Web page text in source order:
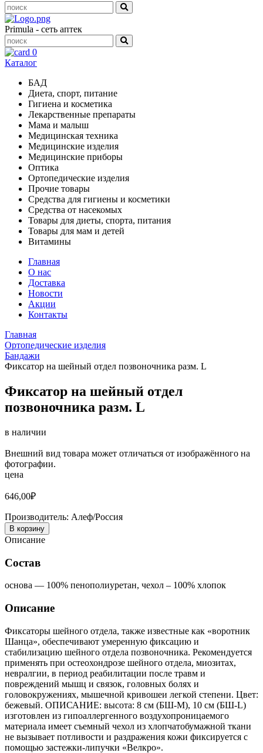
Primula - сеть аптек
0
Каталог
БАД
Диета, спорт, питание
Гигиена и косметика
Лекарственные препараты
Мама и малыш
Медицинская техника
Медицинские изделия
Медицинские приборы
Оптика
Ортопедические изделия
Прочие товары
Средства для гигиены и косметики
Средства от насекомых
Товары для диеты, спорта, питания
Товары для мам и детей
Витамины
Главная
О нас
Доставка
Новости
Акции
Контакты
Главная
Ортопедические изделия
Бандажи
Фиксатор на шейный отдел позвоночника разм. L
Фиксатор на шейный отдел
позвоночника разм. L
в наличии
Внешний вид товара может отличаться от изображённого на
фотографии.
цена
646,00₽
Производитель: Алеф/Россия
В корзину
Описание
Состав
основа — 100% пенополиуретан, чехол – 100% хлопок
Описание
Фиксаторы шейного отдела, также известные как «воротник
Шанца», обеспечивают умеренную фиксацию и
стабилизацию шейного отдела позвоночника. Рекомендуется
применять при остеохондрозе шейного отдела, миозитах,
невралгии, в период реабилитации после травм и
повреждений мышц и связок, головных болях и
головокружениях, мышечной кривошеи легкой степени. Цвет:
бежевый. ОПИСАНИЕ: высота: 8 см (БШ-M), 10 см (БШ-L)
изготовлен из гипоаллергенного воздухопроницаемого
материала имеет съемный чехол из хлопчатобумажной ткани
не вызывает потливости и раздражения кожи фиксируется с
помощью застежки-липучки «Велкро».